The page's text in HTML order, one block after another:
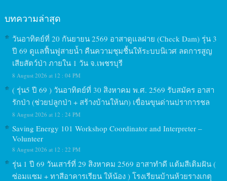
บทความล่าสุด
วันอาทิตย์ที่ 20 กันยายน 2569 อาสาดูแลฝาย (Check Dam) รุ่น 3
ปี 69 ดูแลฟื้นฟูสายน้ำ คืนความชุมชื้นให้ระบบนิเวศ ลดการสูญ
เสียสัตว์ป่า ภายใน 1 วัน จ.เพชรบุรี
8 August 2026 at 12 : 04 PM
( รุ่น5 ปี 69 ) วันอาทิตย์ที่ 30 สิงหาคม พ.ศ. 2569 รับสมัคร อาสา
รักป่า (ช่วยปลูกป่า + สร้างบ้านให้นก) เขื่อนขุนด่านปราการชล
8 August 2026 at 12 : 24 PM
Saving Energy 101 Workshop Coordinator and Interpreter –
Volunteer
8 August 2026 at 12 : 22 PM
รุ่น 1 ปี 69 วันเสาร์ที่ 29 สิงหาคม 2569 อาสาทำดี แต้มสีเติมฝัน (
ซ่อมแซม + ทาสีอาคารเรียน ให้น้อง ) โรงเรียนบ้านห้วยรางเกตุ